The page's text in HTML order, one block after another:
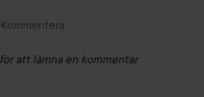
Kommentera
för att lämna en kommentar